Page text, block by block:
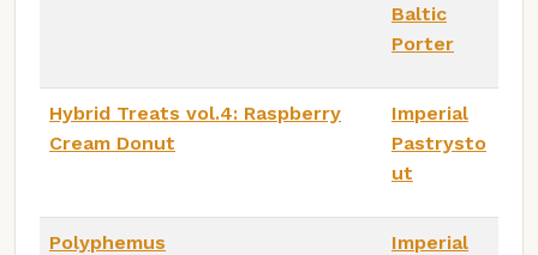
Baltic
Porter
Hybrid Treats vol.4: Raspberry
Cream Donut
Imperial
Pastrysto
ut
Polyphemus
Imperial